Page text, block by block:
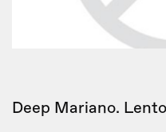
Deep Mariano.